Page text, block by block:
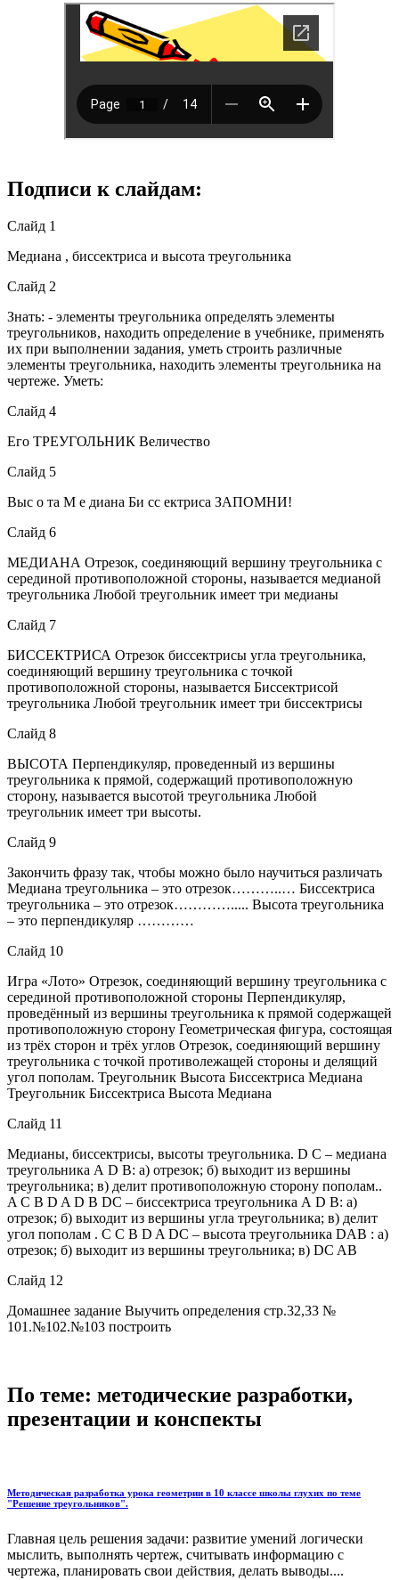
Подписи к слайдам:
Слайд 1
Медиана , биссектриса и высота треугольника
Слайд 2
Знать: - элементы треугольника определять элементы
треугольников, находить определение в учебнике, применять
их при выполнении задания, уметь строить различные
элементы треугольника, находить элементы треугольника на
чертеже. Уметь:
Слайд 4
Его ТРЕУГОЛЬНИК Величество
Слайд 5
Выс о та М е диана Би сс ектриса ЗАПОМНИ!
Слайд 6
МЕДИАНА Отрезок, соединяющий вершину треугольника с
серединой противоположной стороны, называется медианой
треугольника Любой треугольник имеет три медианы
Слайд 7
БИССЕКТРИСА Отрезок биссектрисы угла треугольника,
соединяющий вершину треугольника с точкой
противоположной стороны, называется Биссектрисой
треугольника Любой треугольник имеет три биссектрисы
Слайд 8
ВЫСОТА Перпендикуляр, проведенный из вершины
треугольника к прямой, содержащий противоположную
сторону, называется высотой треугольника Любой
треугольник имеет три высоты.
Слайд 9
Закончить фразу так, чтобы можно было научиться различать
Медиана треугольника – это отрезок………..… Биссектриса
треугольника – это отрезок…………..... Высота треугольника
– это перпендикуляр …………
Слайд 10
Игра «Лото» Отрезок, соединяющий вершину треугольника с
серединой противоположной стороны Перпендикуляр,
проведённый из вершины треугольника к прямой содержащей
противоположную сторону Геометрическая фигура, состоящая
из трёх сторон и трёх углов Отрезок, соединяющий вершину
треугольника с точкой противолежащей стороны и делящий
угол пополам. Треугольник Высота Биссектриса Медиана
Треугольник Биссектриса Высота Медиана
Слайд 11
Медианы, биссектрисы, высоты треугольника. D С – медиана
треугольника А D В: а) отрезок; б) выходит из вершины
треугольника; в) делит противоположную сторону пополам..
A C B D A D B DC – биссектриса треугольника А D В: а)
отрезок; б) выходит из вершины угла треугольника; в) делит
угол пополам . C C B D A DC – высота треугольника DAB : а)
отрезок; б) выходит из вершины треугольника; в) DC AB
Слайд 12
Домашнее задание Выучить определения стр.32,33 №
101.№102.№103 построить
По теме: методические разработки,
презентации и конспекты
Методическая разработка урока геометрии в 10 классе школы глухих по теме
"Решение треугольников".
Главная цель решения задачи: развитие умений логически
мыслить, выполнять чертеж, считывать информацию с
чертежа, планировать свои действия, делать выводы....